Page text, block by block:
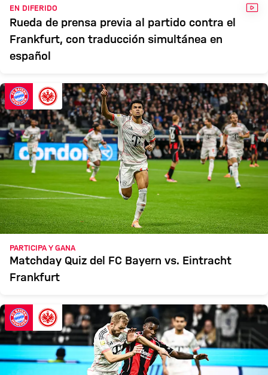
EN DIFERIDO
Rueda de prensa previa al partido contra el
Frankfurt, con traducción simultánea en
español
PARTICIPA Y GANA
Matchday Quiz del FC Bayern vs. Eintracht
Frankfurt